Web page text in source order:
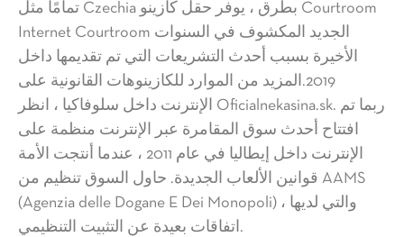
تمامًا مثل Czechia بطرق ، يوفر حقل كازينو Courtroom
Internet Courtroom الجديد المكشوف في السنوات
الأخيرة بسبب أحدث التشريعات التي تم تقديمها داخل
2019.المزيد من الموارد للكازينوهات القانونية على
الإنترنت داخل سلوفاكيا ، انظر Oficialnekasina.sk. ربما تم
افتتاح أحدث سوق المقامرة عبر الإنترنت منظمة على
الإنترنت داخل إيطاليا في عام 2011 ، عندما أنتجت الأمة
قوانين الألعاب الجديدة. حاول السوق تنظيم من AAMS
(Agenzia delle Dogane E Dei Monopoli) ، والتي لديها
اتفاقات بعيدة عن التثبيت التنظيمي.